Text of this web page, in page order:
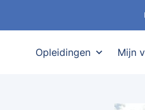
Opleidingen expand_more Mijn